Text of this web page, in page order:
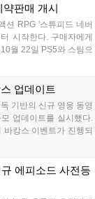
을 교환할 수 있다. 상
판매 개시
션 RPG '스튜피드 네버
시작한다. 구매자에게
월 22일 PS5와 스팀으
킹과 스타일 이트 능력
....업데이트
기반의 신규 영웅 동영
업데이트를 실시했다.
캉스 이벤트가 진행되
신구 상자 등 풍성한 보
100명에게는 특별 랭킹
이용자들에게 다채로운
에피소드 사전등